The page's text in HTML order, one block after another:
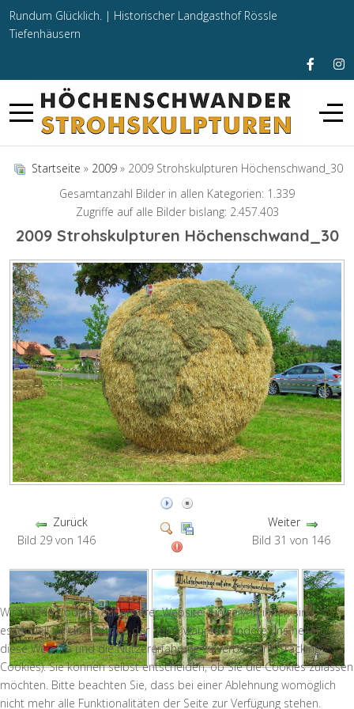
Rundum Glücklich. | Historischer Landgasthof Rössle
Tiefenhäusern
Startseite » 2009 » 2009 Strohskulpturen Höchenschwand_30
Gesamtanzahl Bilder in allen Kategorien: 1.339
Zugriffe auf alle Bilder bislang: 2.457.403
2009 Strohskulpturen Höchenschwand_30
Zurück
Bild 29 von 146
Weiter
Bild 31 von 146
Wir nutzen Cookies auf unserer Website. Einige von ihnen sind
essenziell für den Betrieb der Seite, während andere uns helfen,
diese Website und die Nutzererfahrung zu verbessern (Tracking
Cookies). Sie können selbst entscheiden, ob Sie die Cookies zulassen
möchten. Bitte beachten Sie, dass bei einer Ablehnung womöglich
nicht mehr alle Funktionalitäten der Seite zur Verfügung stehen.